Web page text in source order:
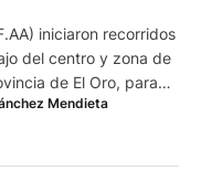
iniciaron recorridos
del centro y zona de
de El Oro, para
En estas
Brigada de Infantería
Mendieta